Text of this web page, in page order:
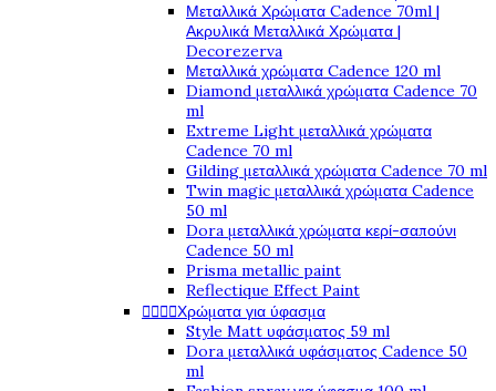
Μεταλλικά Χρώματα Cadence 70ml |
Ακρυλικά Μεταλλικά Χρώματα |
Decorezerva
Μεταλλικά χρώματα Cadence 120 ml
Diamond μεταλλικά χρώματα Cadence 70
ml
Extreme Light μεταλλικά χρώματα
Cadence 70 ml
Gilding μεταλλικά χρώματα Cadence 70 ml
Twin magic μεταλλικά χρώματα Cadence
50 ml
Dora μεταλλικά χρώματα κερί-σαπούνι
Cadence 50 ml
Prisma metallic paint
Reflectique Effect Paint
Χρώματα για ύφασμα
Style Matt υφάσματος 59 ml
Dora μεταλλικά υφάσματος Cadence 50
ml